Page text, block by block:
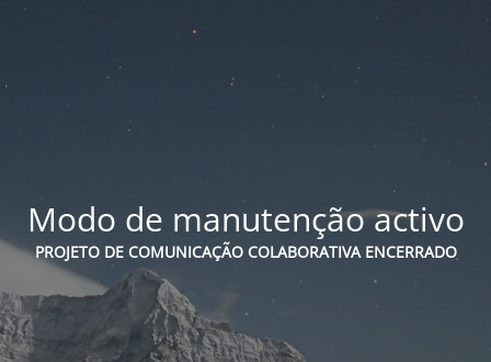
Modo de manutenção activo
PROJETO DE COMUNICAÇÃO COLABORATIVA ENCERRADO